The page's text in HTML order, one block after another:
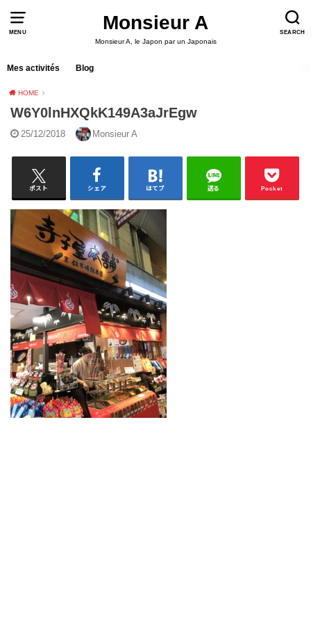
MENU SEARCH
Monsieur A
Monsieur A, le Japon par un Japonais
Mes activités Blog
HOME
W6Y0lnHXQkK149A3aJrEgw
25/12/2018 Monsieur A
ポスト シェア はてブ 送る Pocket